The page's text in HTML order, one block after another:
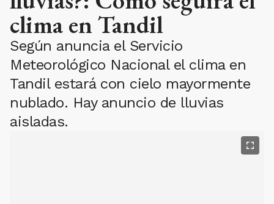
clima en Tandil
Según anuncia el Servicio
Meteorológico Nacional el clima en
Tandil estará con cielo mayormente
nublado. Hay anuncio de lluvias
aisladas.